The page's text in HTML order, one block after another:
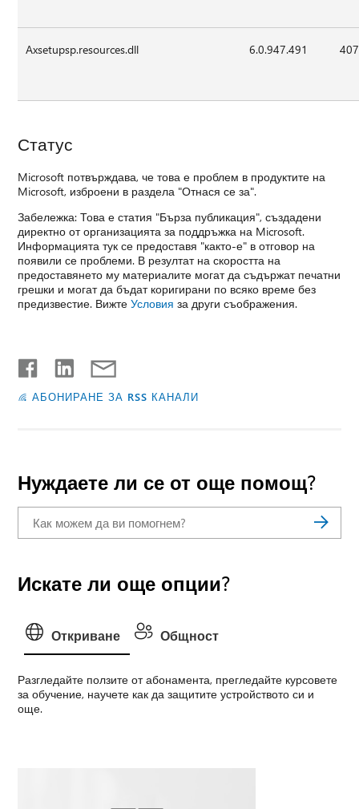
Axsetupsp.resources.dll 6.0.947.491
Статус
Microsoft потвърждава, че това е проблем в продуктите на
Microsoft, изброени в раздела "Отнася се за".
Забележка: Това е статия "Бърза публикация", създадени
директно от организацията за поддръжка на Microsoft.
Информацията тук се предоставя "както-е" в отговор на
появили се проблеми. В резултат на скоростта на
предоставянето му материалите могат да съдържат печатни
грешки и могат да бъдат коригирани по всяко време без
предизвестие. ВижтеУсловия за други съображения.
АБОНИРАНЕ ЗА RSS КАНАЛИ
Нуждаете ли се от още помощ?
Искате ли още опции?
Откриване Общност
Разгледайте ползите от абонамента, прегледайте курсовете
за обучение, научете как да защитите устройството си и
още.